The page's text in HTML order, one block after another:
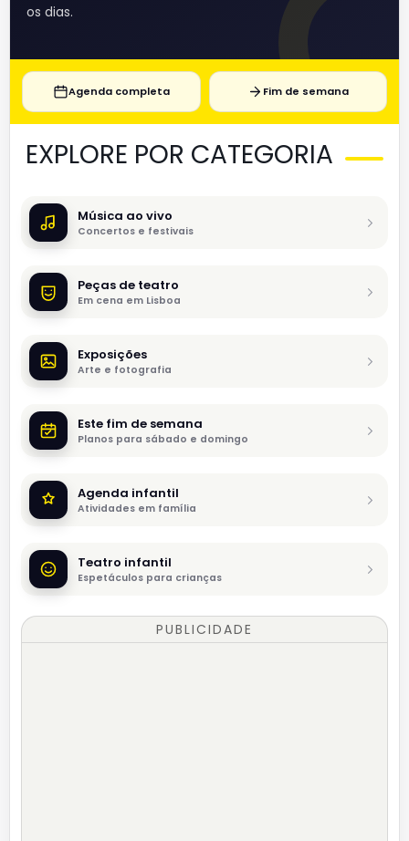
os dias.
Agenda completa Fim de semana
EXPLORE POR CATEGORIA
Música ao vivo
Concertos e festivais
Peças de teatro
Em cena em Lisboa
Exposições
Arte e fotografia
Este fim de semana
Planos para sábado e domingo
Agenda infantil
Atividades em família
Teatro infantil
Espetáculos para crianças
PUBLICIDADE